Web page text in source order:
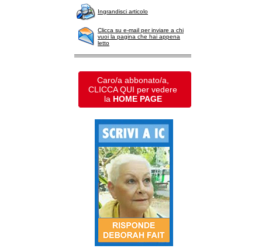
Ingrandisci articolo
Clicca su e-mail per inviare a chi
vuoi la pagina che hai appena
letto
Caro/a abbonato/a,
CLICCA QUI per vedere
la HOME PAGE